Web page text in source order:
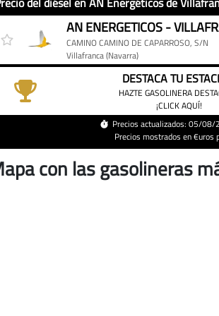
del
Energéticos
Precio
CAMINO CAMINO DE CAPARROSO, S/N
Villafranca(Navarra)
DESTACA TU
HAZTE GASOLINERA
¡CLICK AQUÍ!
Precios actualizados: 05/
Precios mostrados en €uros
con las gasolineras